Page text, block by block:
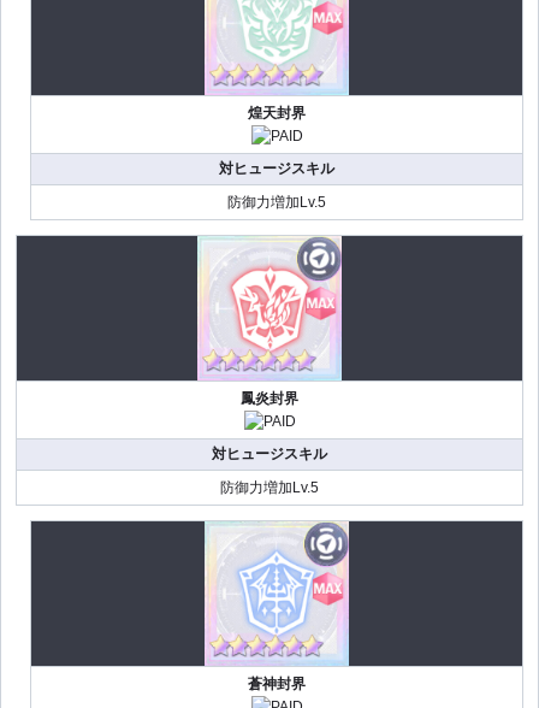
煌天封界
対ヒュージスキル
防御力増加Lv.5
鳳炎封界
対ヒュージスキル
防御力増加Lv.5
蒼神封界